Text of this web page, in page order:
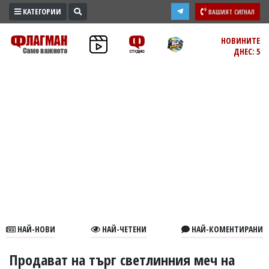
ПРОМО
ЗОНА
В
КАТЕГОРИИ ВАШИЯТ СИГНАЛ
НОВИНИТЕ
ДНЕС: 5
НАЙ-НОВИ НАЙ-ЧЕТЕНИ НАЙ-КОМЕНТИРАНИ
Продават на търг светлинния меч на